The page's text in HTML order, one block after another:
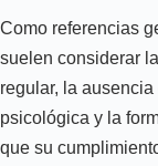
Como referencias
suelen considerar
regular, la
psicológica y la
que su